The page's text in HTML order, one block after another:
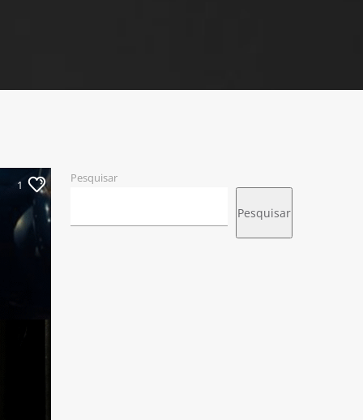
1 Pesquisar
Pesquisar